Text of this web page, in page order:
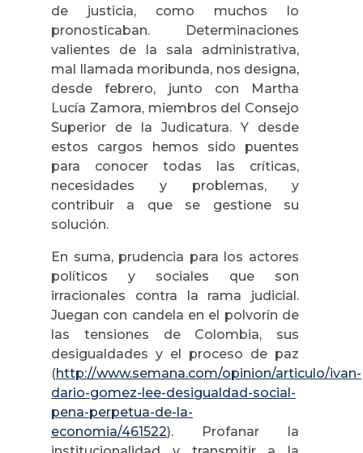
de justicia, como muchos lo
pronosticaban. Determinaciones
valientes de la sala administrativa,
mal llamada moribunda, nos designa,
desde febrero, junto con Martha
Lucía Zamora, miembros del Consejo
Superior de la Judicatura. Y desde
estos cargos hemos sido puentes
para conocer todas las críticas,
necesidades y problemas, y
contribuir a que se gestione su
solución.
En suma, prudencia para los actores
políticos y sociales que son
irracionales contra la rama judicial.
Juegan con candela en el polvorín de
las tensiones de Colombia, sus
desigualdades y el proceso de paz
(http://www.semana.com/opinion/articulo/ivan-
dario-gomez-lee-desigualdad-social-
pena-perpetua-de-la-
economia/461522). Profanar la